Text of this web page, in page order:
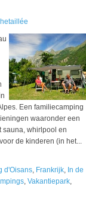
Een familiecamping
waaronder een
sauna, whirlpool en
de kinderen (in het...
d'Oisans, Frankrijk, In de
, Vakantiepark,